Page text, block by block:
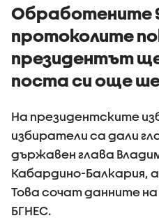
Обработените
протоколите
президентът
поста си още
На президентските
избиратели са дали
държавен глава
Кабардино-Балкария,
Това сочат данните
БГНЕС.